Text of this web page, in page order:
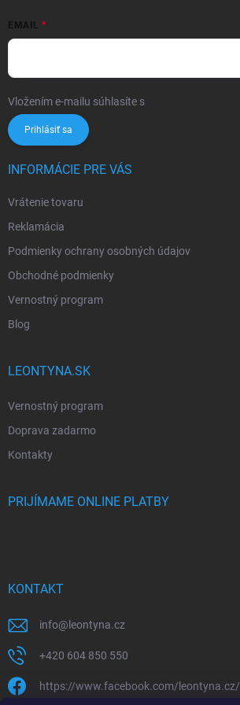
EMAIL
Vložením e-mailu súhlasíte s
Prihlásiť sa
INFORMÁCIE PRE VÁS
Vrátenie tovaru
Reklamácia
Podmienky ochrany osobných údajov
Obchodné podmienky
Vernostný program
Blog
LEONTYNA.SK
Vernostný program
Doprava zadarmo
Kontakty
PRIJÍMAME ONLINE PLATBY
KONTAKT
info@ leontyna.cz
+420 604 850 550
https://www.facebook.com/leontyna.cz/